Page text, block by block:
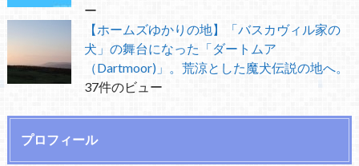
ー
【ホームズゆかりの地】「バスカヴィル家の
犬」の舞台になった「ダートムア
（Dartmoor)」。荒涼とした魔犬伝説の地へ。
37件のビュー
プロフィール